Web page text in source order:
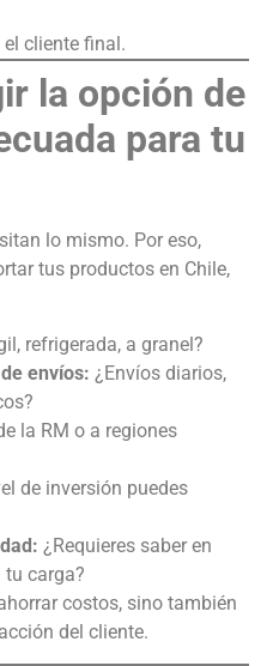
cliente final.
la opción de
para tu
lo mismo. Por eso,
tus productos en Chile,
refrigerada, a granel?
envíos: ¿Envíos diarios,
la RM o a regiones
de inversión puedes
¿Requieres saber en
carga?
costos, sino también
del cliente.